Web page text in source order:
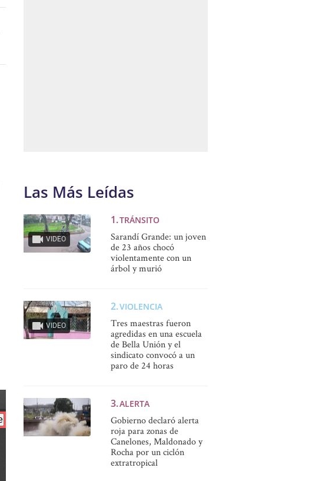
Las Más Leídas
VIDEO
TRÁNSITO
Sarandí Grande: un joven
de 23 años chocó
violentamente con un
árbol y murió
VIDEO
VIOLENCIA
Tres maestras fueron
agredidas en una escuela
de Bella Unión y el
sindicato convocó a un
paro de 24 horas
ALERTA
Gobierno declaró alerta
roja para zonas de
Canelones, Maldonado y
Rocha por un ciclón
extratropical